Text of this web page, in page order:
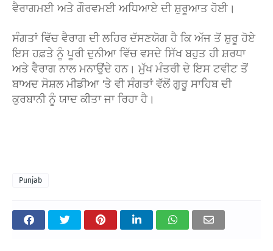
ਵੈਰਾਗਮਈ ਅਤੇ ਗੌਰਵਮਈ ਅਧਿਆਏ ਦੀ ਸ਼ੁਰੂਆਤ ਹੋਈ।
ਸੰਗਤਾਂ ਵਿੱਚ ਵੈਰਾਗ ਦੀ ਲਹਿਰ ਦੱਸਣਯੋਗ ਹੈ ਕਿ ਅੱਜ ਤੋਂ ਸ਼ੁਰੂ ਹੋਏ
ਇਸ ਹਫ਼ਤੇ ਨੂੰ ਪੂਰੀ ਦੁਨੀਆ ਵਿੱਚ ਵਸਦੇ ਸਿੱਖ ਬਹੁਤ ਹੀ ਸ਼ਰਧਾ
ਅਤੇ ਵੈਰਾਗ ਨਾਲ ਮਨਾਉਂਦੇ ਹਨ। ਮੁੱਖ ਮੰਤਰੀ ਦੇ ਇਸ ਟਵੀਟ ਤੋਂ
ਬਾਅਦ ਸੋਸ਼ਲ ਮੀਡੀਆ 'ਤੇ ਵੀ ਸੰਗਤਾਂ ਵੱਲੋਂ ਗੁਰੂ ਸਾਹਿਬ ਦੀ
ਕੁਰਬਾਨੀ ਨੂੰ ਯਾਦ ਕੀਤਾ ਜਾ ਰਿਹਾ ਹੈ।
Punjab